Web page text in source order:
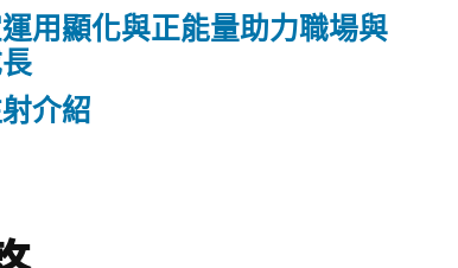
用顯化與正能量助力職場與
介紹